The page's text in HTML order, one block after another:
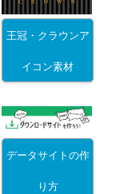
王冠・クラウンア
イコン素材
データサイトの作
り方